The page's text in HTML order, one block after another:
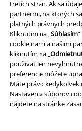
tretích strán. Ak sa
partnermi, na ktorých
platných právnych
Kliknutím na „Súhlasím
cookie nami a našimi
kliknutím na „
používať len
preferencie môžete
Máte právo kedykoľvek
Nastavenia súborov
nájdete na stránke
Perex: Kvalitné
ktoré padne každej
obľúbených kapiel,
jednom mieste. V
nohavice a veľa ďalšieho.
Oblečenie pre ženy: U
Originálne dámske
Vstúpte do sveta
hudobného a